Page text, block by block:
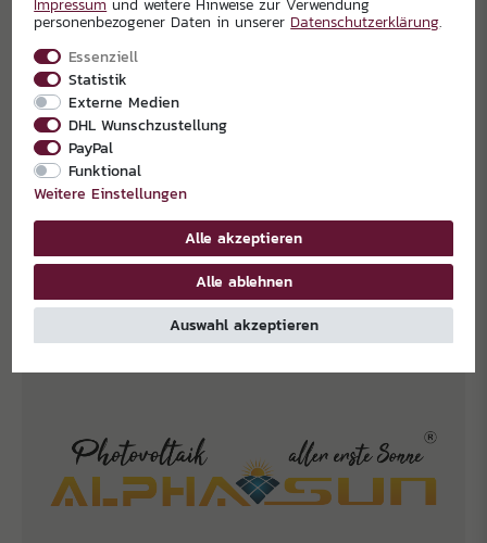
EXKLUSIVPARTNER
personenbezogener Daten in unserer Daten­schutz­erklärung.
Essenziell
Statistik
Externe Medien
DHL Wunschzustellung
PayPal
Funktional
Weitere Einstellungen
Alle akzeptieren
Alle ablehnen
Auswahl akzeptieren